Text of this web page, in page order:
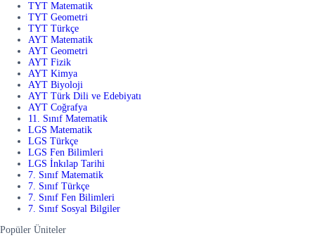
TYT Matematik
TYT Geometri
TYT Türkçe
AYT Matematik
AYT Geometri
AYT Fizik
AYT Kimya
AYT Biyoloji
AYT Türk Dili ve Edebiyatı
AYT Coğrafya
11. Sınıf Matematik
LGS Matematik
LGS Türkçe
LGS Fen Bilimleri
LGS İnkılap Tarihi
7. Sınıf Matematik
7. Sınıf Türkçe
7. Sınıf Fen Bilimleri
7. Sınıf Sosyal Bilgiler
Popüler Üniteler